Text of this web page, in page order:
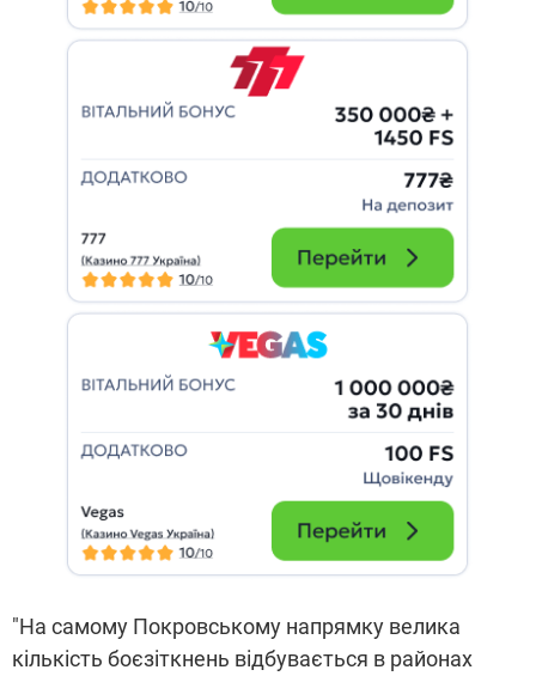
"На самому Покровському напрямку велика
кількість боєзіткнень відбувається в районах